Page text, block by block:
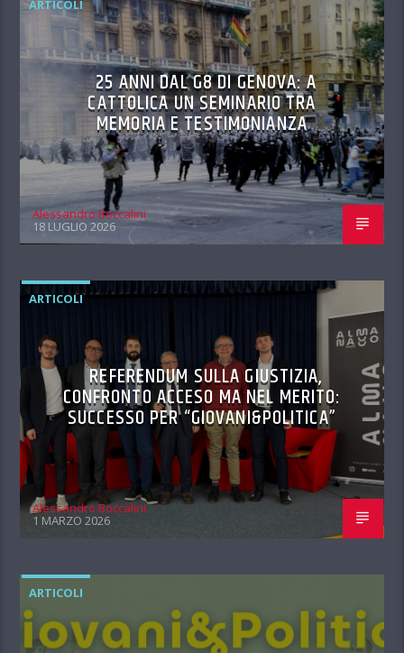
ARTICOLI
25 ANNI DAL G8 DI GENOVA: A
CATTOLICA UN SEMINARIO TRA
MEMORIA E TESTIMONIANZA
Alessandro Boccalini
18 LUGLIO 2026
ARTICOLI
REFERENDUM SULLA GIUSTIZIA,
CONFRONTO ACCESO MA NEL MERITO:
SUCCESSO PER “GIOVANI&POLITICA”
Alessandro Boccalini
1 MARZO 2026
ARTICOLI